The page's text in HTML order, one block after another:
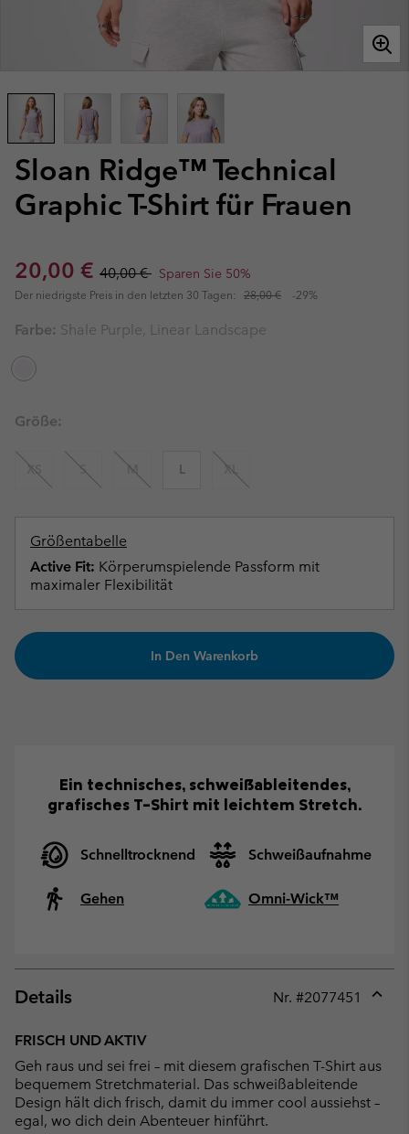
Sloan Ridge™ Technical
Graphic T-Shirt für Frauen
Sale price:
20,00 € Regular price:
40,00 € Sparen Sie 50%
Der niedrigste Preis in den letzten 30 Tagen: 28,00 € -29%
Farbe: Shale Purple, Linear Landscape
Größe:
XS S M L XL
Größentabelle
Active Fit: Körperumspielende Passform mit
maximaler Flexibilität
In Den Warenkorb
Ein technisches, schweißableitendes,
grafisches T-Shirt mit leichtem Stretch.
Schnelltrocknend Schweißaufnahme
Gehen Omni-Wick™
Details Nr. #2077451
FRISCH UND AKTIV
Geh raus und sei frei – mit diesem grafischen T-Shirt aus
bequemem Stretchmaterial. Das schweißableitende
Design hält dich frisch, damit du immer cool aussiehst –
egal, wo dich dein Abenteuer hinführt.